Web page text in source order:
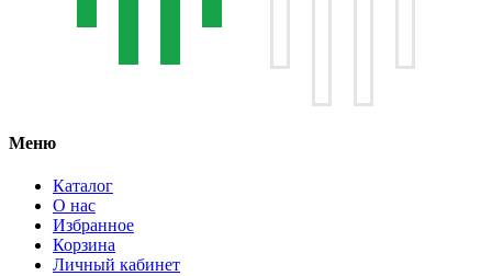
Меню
Каталог
О нас
Избранное
Корзина
Личный кабинет